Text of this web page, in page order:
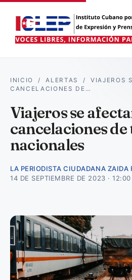
INICIO /ALERTAS /VIAJEROS
CANCELACIONES DE…
Viajeros se
cancelaciones de
nacionales
LA PERIODISTA CIUDADANA ZAIDA
14 DE SEPTIEMBRE DE 2023 ·